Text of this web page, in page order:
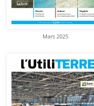
Mars 2025